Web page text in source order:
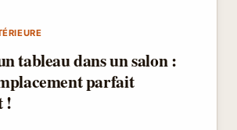
tableau dans un salon :
parfait
!